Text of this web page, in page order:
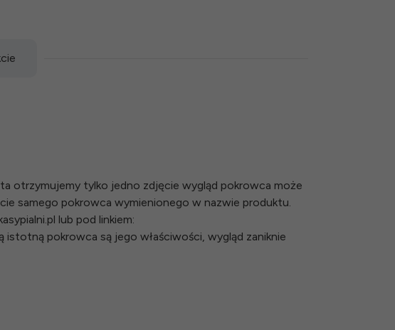
otrzymujemy tylko jedno zdjęcie wygląd pokrowca może
samego pokrowca wymienionego w nazwie produktu.
lub pod linkiem:
pokrowca są jego właściwości, wygląd zaniknie